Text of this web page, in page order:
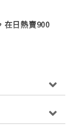
在日熱賣900
日本旅遊市
美如仙境
是飛驒高